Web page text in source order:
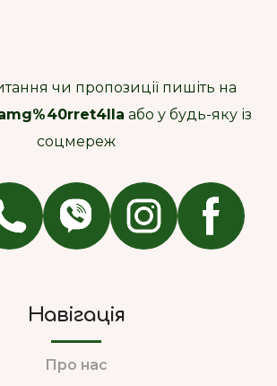
чи пропозиції пишіть на
або у будь-яку із
соцмереж
Навігація
Про нас